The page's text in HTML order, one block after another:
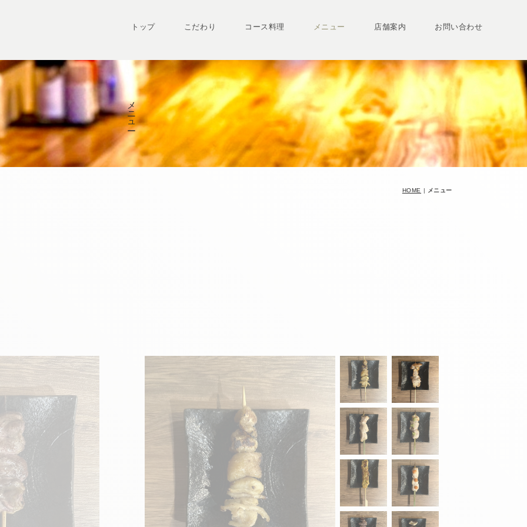
トップ こだわり コース料理 メニュー 店舗案内 お問い合わせ
メニュー
HOME | メニュー